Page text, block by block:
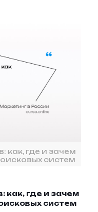
как, где и зачем
систем
как, где и зачем
систем